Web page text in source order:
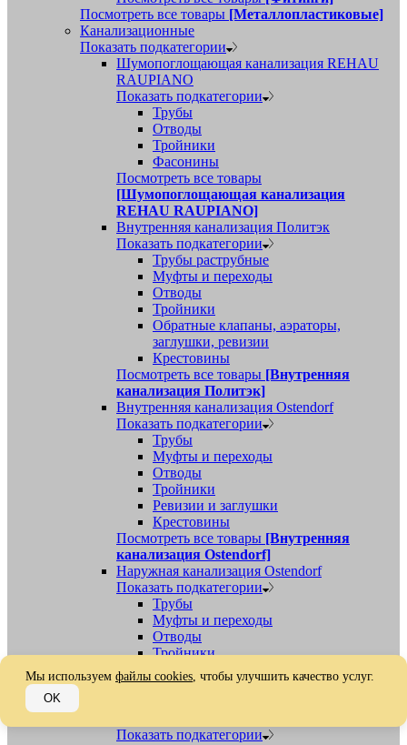
Посмотреть все товары [Металлопластиковые]
Канализационные
Показать подкатегории
Шумопоглощающая канализация REHAU
RAUPIANO
Показать подкатегории
Трубы
Отводы
Тройники
Фасонины
Посмотреть все товары
[Шумопоглощающая канализация
REHAU RAUPIANO]
Внутренняя канализация Политэк
Показать подкатегории
Трубы раструбные
Муфты и переходы
Отводы
Тройники
Обратные клапаны, аэраторы,
заглушки, ревизии
Крестовины
Посмотреть все товары [Внутренняя
канализация Политэк]
Внутренняя канализация Ostendorf
Показать подкатегории
Трубы
Муфты и переходы
Отводы
Тройники
Ревизии и заглушки
Крестовины
Посмотреть все товары [Внутренняя
канализация Ostendorf]
Наружная канализация Ostendorf
Показать подкатегории
Трубы
Муфты и переходы
Отводы
Тройники
Ревизии, заглушки, обратные клапаны
Посмотреть все товары[Наружная
Показать подкатегории
Мы используем файлы cookies, чтобы улучшить качество услуг.
OK